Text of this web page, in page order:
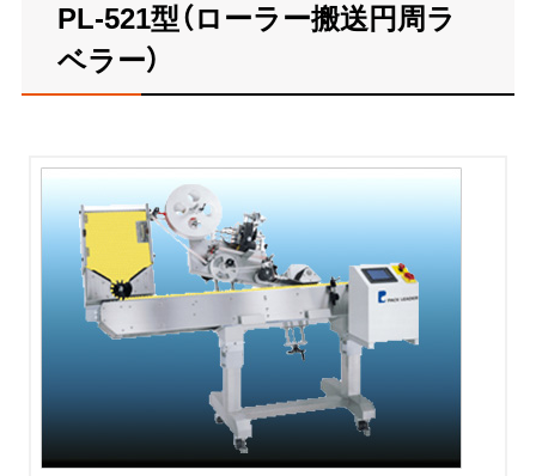
PL-521型（ローラー搬送円周ラ
ベラー）